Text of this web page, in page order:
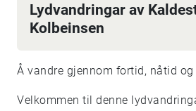
Lydvandringar av
Kolbeinsen
Å vandre gjennom fortid, nåtid
Velkommen til denne